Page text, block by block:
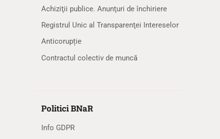
Achiziţii publice. Anunţuri de închiriere
Registrul Unic al Transparenţei Intereselor
Anticorupție
Contractul colectiv de muncă
Politici BNaR
Info GDPR